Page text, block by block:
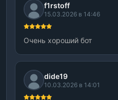
f1rstoff
15.03.2026 в 14:46
Очень хороший бот
dide19
10.03.2026 в 14:01